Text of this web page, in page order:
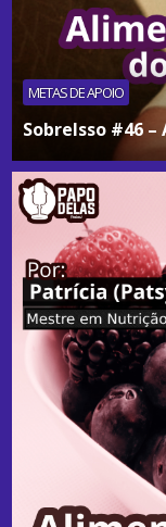
METAS DE APOIO
SobreIsso #46